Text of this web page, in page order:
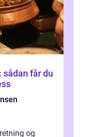
sådan får du
og